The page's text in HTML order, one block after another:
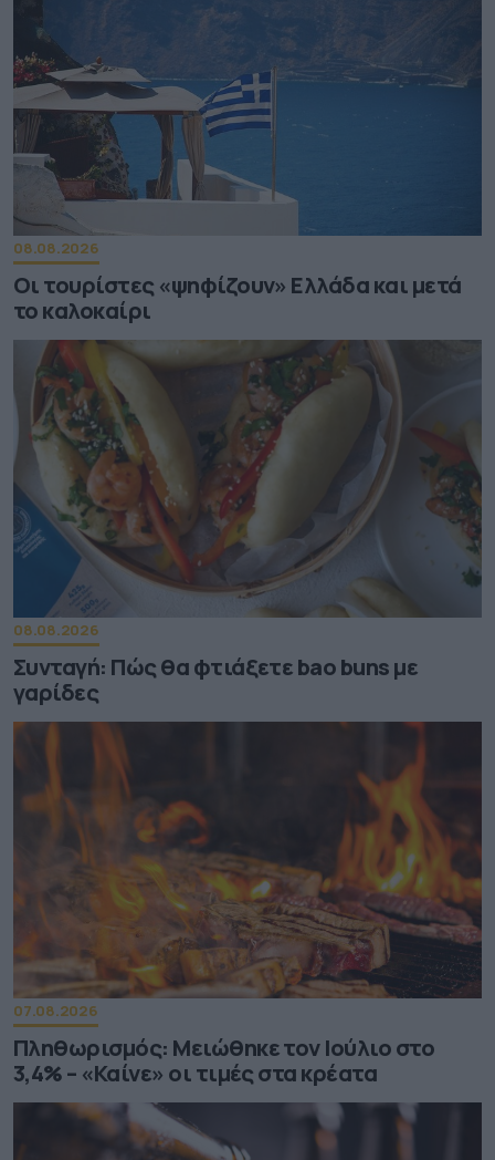
08.08.2026
Οι τουρίστες «ψηφίζουν» Ελλάδα και μετά
το καλοκαίρι
08.08.2026
Συνταγή: Πώς θα φτιάξετε bao buns με
γαρίδες
07.08.2026
Πληθωρισμός: Μειώθηκε τον Ιούλιο στο
3,4% – «Καίνε» οι τιμές στα κρέατα